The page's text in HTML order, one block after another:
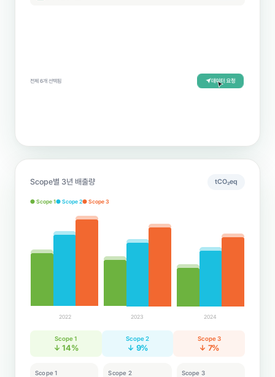
전체 6개 선택됨 데이터 요청
Scope별 3년 배출량 tCO₂eq
● Scope 1● Scope 2● Scope 3
2022 2023 2024
Scope 1
↓ 14%
Scope 2
↓ 9%
Scope 3
↓ 7%
Scope 1 Scope 2 Scope 3